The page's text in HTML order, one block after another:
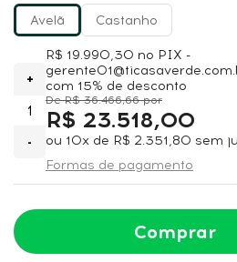
Avelã Castanho
-
+
R$ 19.990,30 no PIX -
com 15% de desconto
R$ 36.466,66
R$ 23.518,00
ou 10x de R$ 2.351,80 sem
Formas de pagamento
Comprar